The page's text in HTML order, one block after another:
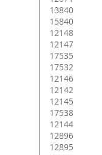
13840
15840
12148
12147
17535
17532
12146
12142
12145
17538
12144
12896
12895